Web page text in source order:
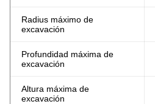
Radius máximo de
excavación
Profundidad máxima de
excavación
Altura máxima de
excavación